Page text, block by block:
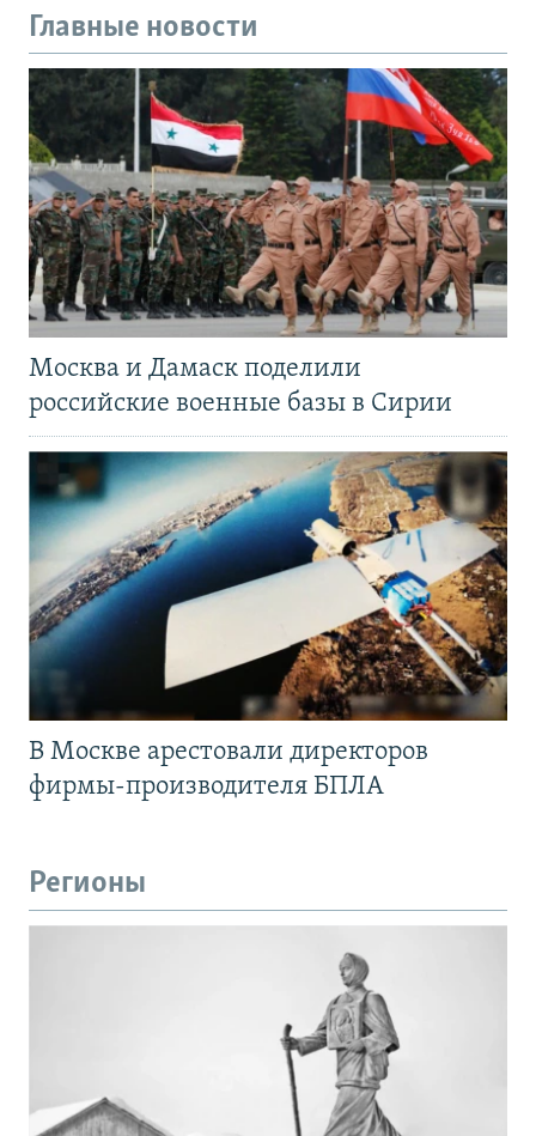
Главные новости
Москва и Дамаск поделили
российские военные базы в Сирии
В Москве арестовали директоров
фирмы-производителя БПЛА
Регионы